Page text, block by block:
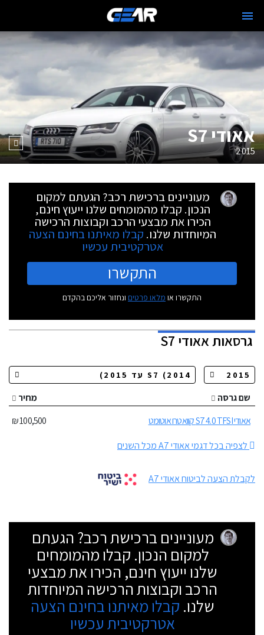
אאודי S7
2015
מעוניינים ברכישת רכב? הגעתם למקום
הנכון. קבלו מהמומחים שלנו ייעוץ חינם,
הכירו את מבצעי הרכב וקבוצות הרכישה
המיוחדות שלנו. קבלו מאיתנו בחינם הצעה
אטרקטיבית עכשיו
התקשרו
התקשרו או מלאו פרטים ונחזור אליכם בהקדם
גרסאותאאודי S7
שם גרסה
מחיר
אאודי S7 4.0 TFSI קוואטרו אוטומט
100,500 ₪
לצפיה בכל דגמי אאודי A7 מכל השנים
לקבלת הצעה לביטוח אאודי A7
מעוניינים ברכישת רכב? הגעתם
למקום הנכון. קבלו מהמומחים
שלנו ייעוץ חינם, הכירו את מבצעי
הרכב וקבוצות הרכישה המיוחדות
שלנו. קבלו מאיתנו בחינם הצעה
אטרקטיבית עכשיו